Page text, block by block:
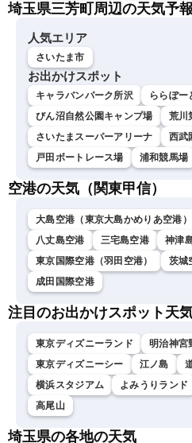
埼玉県三芳町周辺の天気予報
人気エリア
さいたま市
お出かけスポット
キャラバンパーク所沢
ららぽー
びん沼自然公園キャンプ場
荒川
さいたまスーパーアリーナ
西武
戸田ボートレース場
浦和競馬場
空港の天気（関東甲信）
大島空港（東京大島かめりあ空港）
八丈島空港
三宅島空港 神津
東京国際空港（羽田空港）
茨城
成田国際空港
注目のお出かけスポット天
東京ディズニーランド 明治神宮
東京ディズニーシー
江ノ島
横浜スタジアム
よみうりランド
高尾山
埼玉県の各地の天気